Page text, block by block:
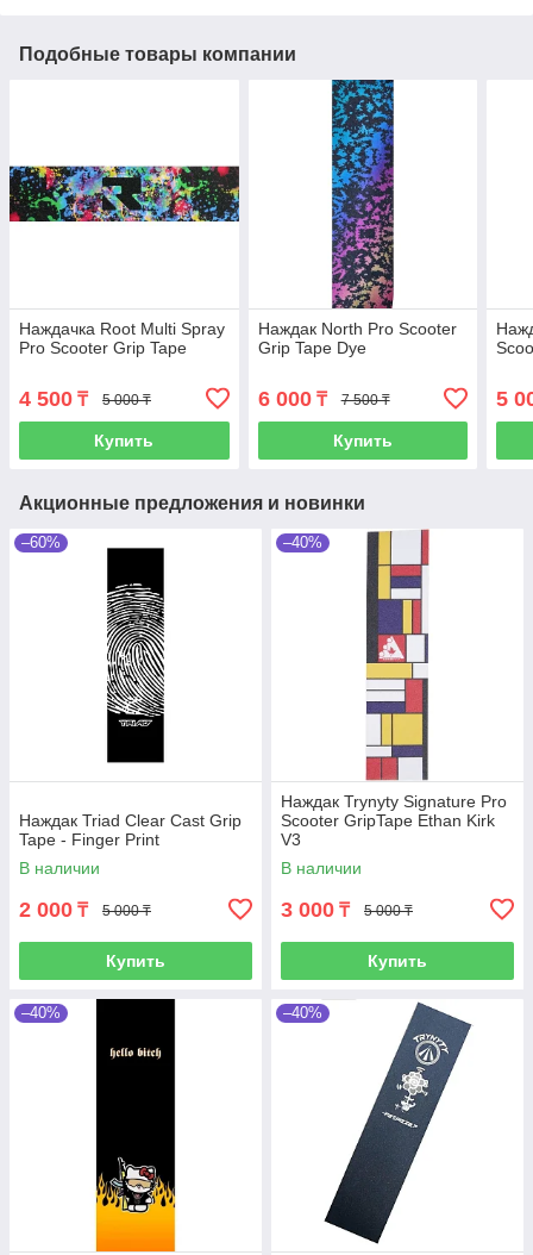
Подобные товары компании
Наждачка Root Multi Spray
Pro Scooter Grip Tape
4 500 ₸ 5 000 ₸
Купить
Наждак North Pro Scooter
Grip Tape Dye
6 000₸ 7 500 ₸
Купить
5
Акционные предложения и новинки
–60%
Наждак Triad Clear Cast Grip
Tape - Finger Print
В наличии
2 000 ₸ 5 000 ₸
Купить
–40%
Наждак Trynyty Signature Pro
Scooter GripTape Ethan Kirk
V3
В наличии
3 000 ₸ 5 000 ₸
Купить
–40% –40%